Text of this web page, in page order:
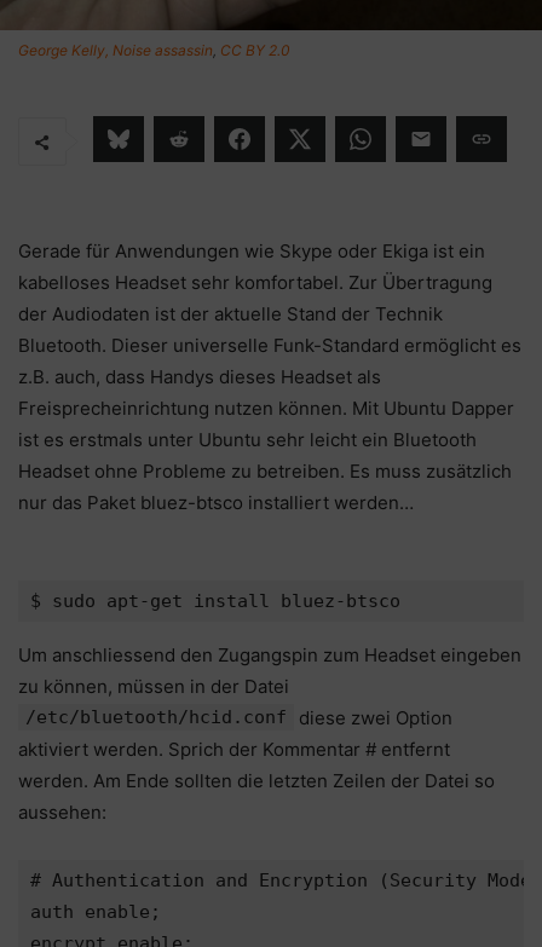
George Kelly, Noise assassin, CC BY 2.0
Gerade für Anwendungen wie Skype oder Ekiga ist ein
kabelloses Headset sehr komfortabel. Zur Übertragung
der Audiodaten ist der aktuelle Stand der Technik
Bluetooth. Dieser universelle Funk-Standard ermöglicht es
z.B. auch, dass Handys dieses Headset als
Freisprecheinrichtung nutzen können. Mit Ubuntu Dapper
ist es erstmals unter Ubuntu sehr leicht ein Bluetooth
Headset ohne Probleme zu betreiben. Es muss zusätzlich
nur das Paket bluez-btsco installiert werden…
Um anschliessend den Zugangspin zum Headset eingeben
zu können, müssen in der Datei
/etc/bluetooth/hcid.conf
diese zwei Option
aktiviert werden. Sprich der Kommentar # entfernt
werden. Am Ende sollten die letzten Zeilen der Datei so
aussehen:
# Authentication and Encryption (Security Mode
auth enable;